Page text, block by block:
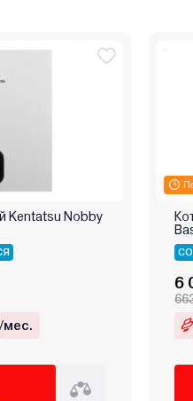
Kentatsu Nobby
мес.
6